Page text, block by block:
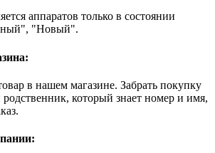
аппаратов только в состоянии
"Новый".
в нашем магазине. Забрать покупку
который знает номер и имя,